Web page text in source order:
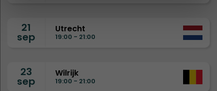
21
sep
Utrecht
19:00 - 21:00
23
sep
Wilrijk
19:00 - 21:00